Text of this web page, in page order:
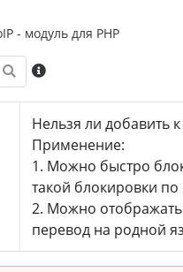
- модуль для PHP
Нельзя ли добавить
Применение:
1. Можно быстро
такой блокировки по
2. Можно отображать
перевод на родной